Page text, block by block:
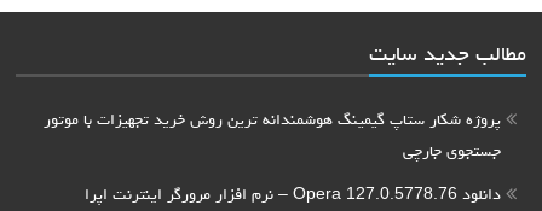
مطالب جدید سایت
پروژه شکار ستاپ گیمینگ هوشمندانه ترین روش خرید تجهیزات با موتور
جستجوی جارچی
دانلود Opera 127.0.5778.76 – نرم افزار مرورگر اینترنت اپرا